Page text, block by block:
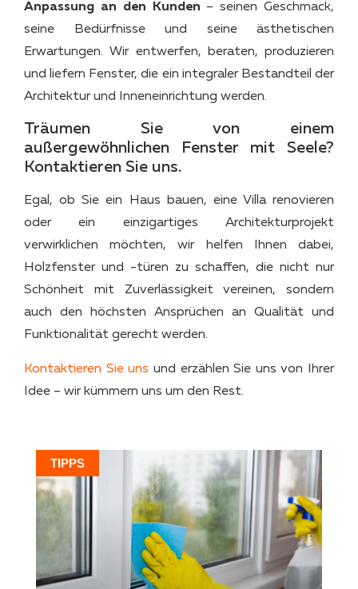
Anpassung an den Kunden – seinen Geschmack,
seine Bedürfnisse und seine ästhetischen
Erwartungen. Wir entwerfen, beraten, produzieren
und liefern Fenster, die ein integraler Bestandteil der
Architektur und Inneneinrichtung werden.
Träumen Sie von einem
außergewöhnlichen Fenster mit Seele?
Kontaktieren Sie uns.
Egal, ob Sie ein Haus bauen, eine Villa renovieren
oder ein einzigartiges Architekturprojekt
verwirklichen möchten, wir helfen Ihnen dabei,
Holzfenster und -türen zu schaffen, die nicht nur
Schönheit mit Zuverlässigkeit vereinen, sondern
auch den höchsten Ansprüchen an Qualität und
Funktionalität gerecht werden.
Kontaktieren Sie uns und erzählen Sie uns von Ihrer
Idee – wir kümmern uns um den Rest.
TIPPS